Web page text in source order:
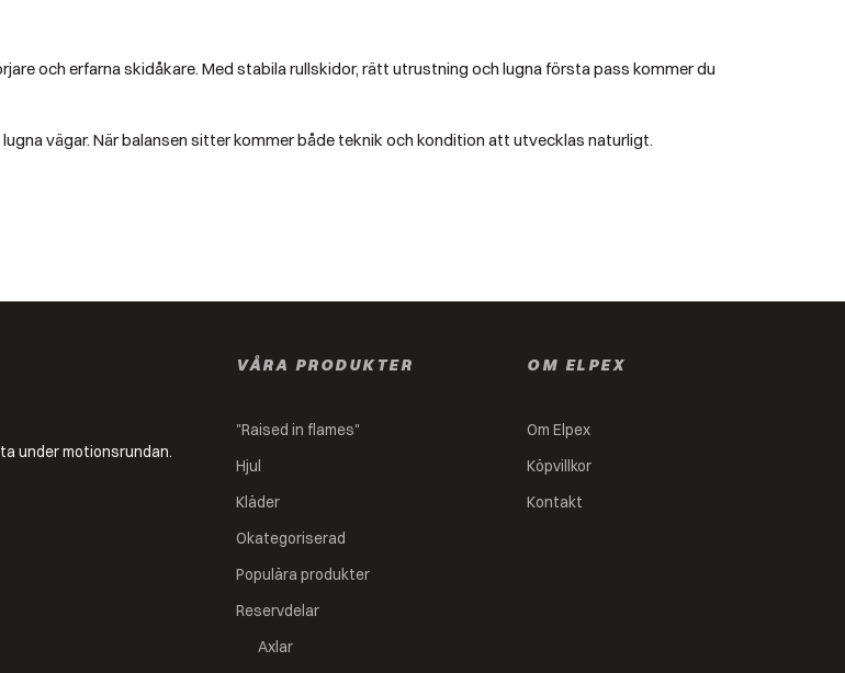
och erfarna skidåkare. Med stabila rullskidor, rätt utrustning och lugna första pass kommer du
vägar. När balansen sitter kommer både teknik och kondition att utvecklas naturligt.
under motionsrundan.
VÅRA PRODUKTER
"Raised in flames"
Hjul
Kläder
Okategoriserad
Populära produkter
Reservdelar
Axlar
OM ELPEX
Om Elpex
Köpvillkor
Kontakt